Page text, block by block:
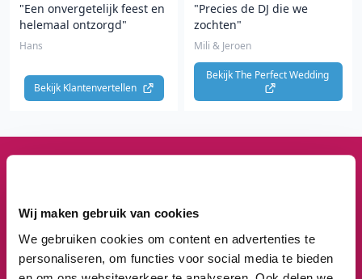
Wij maken gebruik van cookies
We gebruiken cookies om content en advertenties te
personaliseren, om functies voor social media te bieden
"Een onvergetelijk feest en
helemaal ontzorgd"
Hans
Bekijk Klantenvertellen
"Precies de DJ die we
zochten"
Mili & Jeroen
Bekijk The Perfect Wedding
1 3 8
Feesten om naar uit te kijken
We staan te popelen!